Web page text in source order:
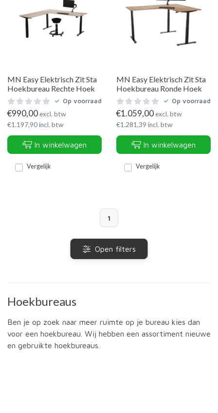
MN Easy Elektrisch Zit Sta
Hoekbureau Rechte Hoek
Op voorraad
€990,00excl. btw
€1.197,90incl. btw
In winkelwagen
Vergelijk
MN Easy Elektrisch Zit Sta
Hoekbureau Ronde Hoek
Op voorraad
€1.059,00excl. btw
€1.281,39 incl. btw
In winkelwagen
Vergelijk
1
Open filters
Hoekbureaus
Ben je op zoek naar meer ruimte op je bureau kies dan
voor een hoekbureau. Wij hebben een assortiment nieuwe
en gebruikte hoekbureaus.